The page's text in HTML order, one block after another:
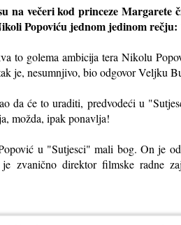
na večeri kod princeze
Popoviću jednom jedinom
to golema ambicija tera Nikolu
je, nesumnjivo, bio odgovor Veljku
da će to uraditi, predvodeći u
možda, ipak ponavlja!
u "Sutjesci" mali bog. On je
zvanično direktor filmske radne